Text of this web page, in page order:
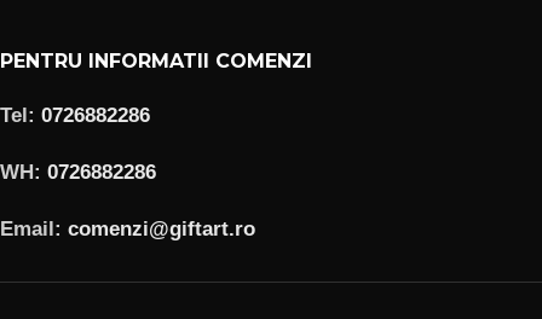
PENTRU INFORMATII COMENZI
Tel: 0726882286
WH: 0726882286
Email: comenzi@giftart.ro